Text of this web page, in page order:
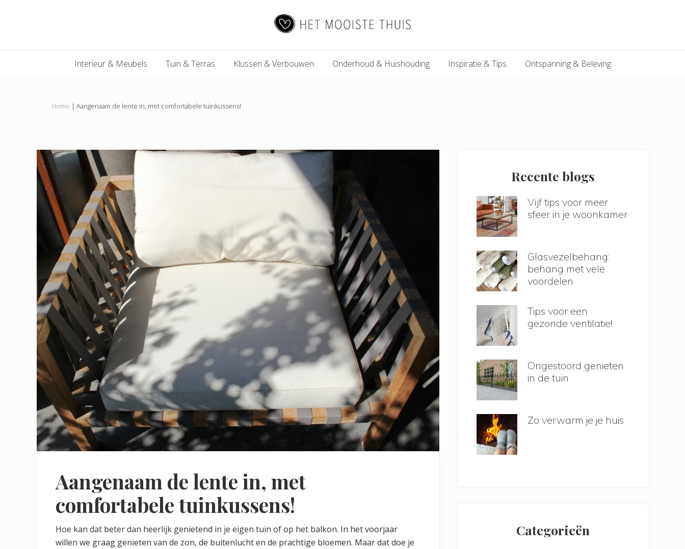
Mooiste
Interieur & Meubels Tuin & Terras Klussen & Verbouwen Onderhoud & Huishouding Inspiratie & Tips Ontspanning & Beleving
Home | Aangenaam de lente in, met comfortabele tuinkussens!
Aangenaam de lente in, met
comfortabele tuinkussens!
Hoe kan dat beter dan heerlijk genietend in je eigen tuin of op het balkon. In het voorjaar
willen we graag genieten van de zon, de buitenlucht en de prachtige bloemen. Maar dat doe je
Recente blogs
Vijf tips voor meer
sfeer in je woonkamer
Glasvezelbehang:
behang met vele
voordelen
Tips voor een
gezonde ventilatie!
Ongestoord genieten
in de tuin
Zo verwarm je je huis
Categorieën